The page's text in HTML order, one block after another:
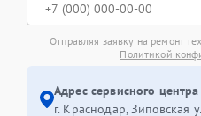
Отправляя заявку на ремонт
Политикой
Адрес сервисного
г. Краснодар, Зиповская